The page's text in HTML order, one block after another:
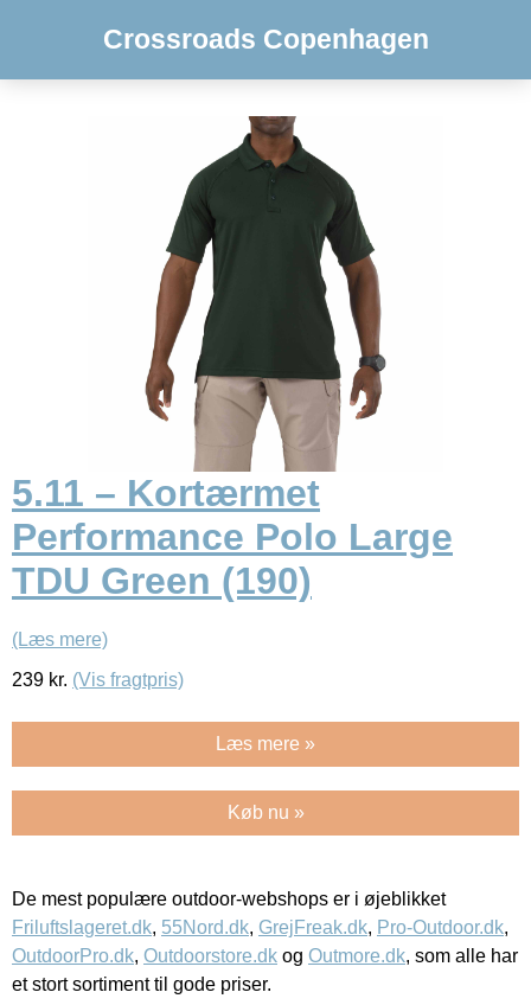
Crossroads Copenhagen
5.11 – Kortærmet
Performance Polo Large
TDU Green (190)
(Læs mere)
239 kr. (Vis fragtpris)
Læs mere »
Køb nu »
De mest populære outdoor-webshops er i øjeblikket
Friluftslageret.dk, 55Nord.dk, GrejFreak.dk, Pro-Outdoor.dk,
OutdoorPro.dk, Outdoorstore.dk og Outmore.dk, som alle har
et stort sortiment til gode priser.